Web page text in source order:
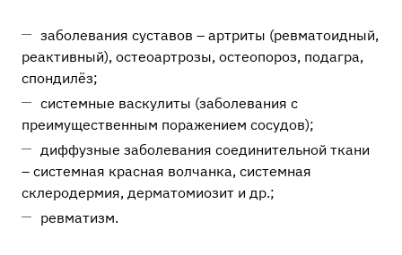
заболевания суставов – артриты (ревматоидный,
реактивный), остеоартрозы, остеопороз, подагра,
спондилёз;
системные васкулиты (заболевания с
преимущественным поражением сосудов);
диффузные заболевания соединительной ткани
– системная красная волчанка, системная
склеродермия, дерматомиозит и др.;
ревматизм.